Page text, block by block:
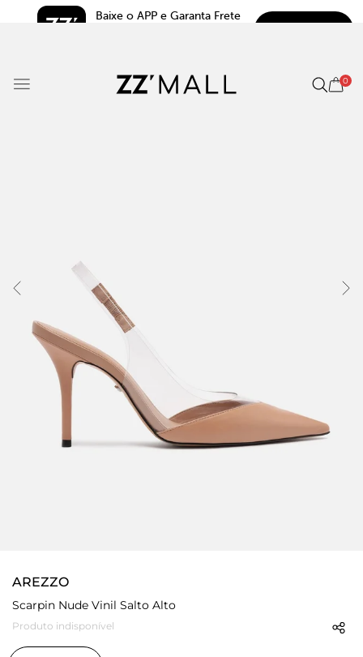
Baixe o APP e Garanta Frete
0
AREZZO
Scarpin Nude Vinil Salto Alto
Produto indisponível